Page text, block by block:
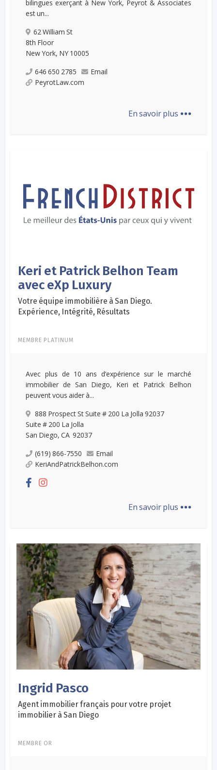
bilingues exerçant à New York, Peyrot & Associates
est un...
62 William St
8th Floor
New York, NY 10005
646 650 2785
Email
PeyrotLaw.com
En savoir plus ...
Keri et Patrick Belhon Team
avec eXp Luxury
Votre équipe immobilière à San Diego.
Expérience, Intégrité, Résultats
MEMBRE PLATINUM
Avec plus de 10 ans d’expérience sur le marché
immobilier de San Diego, Keri et Patrick Belhon
peuvent vous aider à...
888 Prospect St Suite # 200 La Jolla 92037
Suite # 200 La Jolla
San Diego, CA 92037
(619) 866-7550
Email
KeriAndPatrickBelhon.com
En savoir plus ...
Ingrid Pasco
Agent immobilier français pour votre projet
immobilier à San Diego
MEMBRE OR